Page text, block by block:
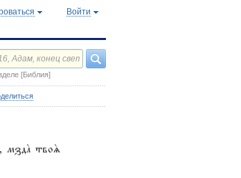
Войти
[Библия]
мздA твоS